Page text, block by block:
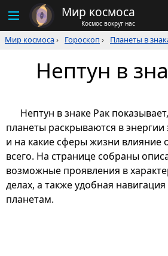
Мир космоса
Космос вокруг нас
Мир космоса› Гороскоп › Планеты в
Нептун в
Нептун в знаке Рак
планеты раскрываются в энергии
и на какие сферы жизни влияние
всего. На странице собраны
возможные проявления в
делах, а также удобная
планетам.